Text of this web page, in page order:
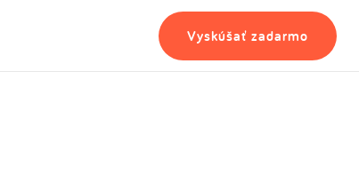
Vyskúšať zadarmo